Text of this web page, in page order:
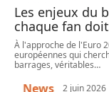
Les enjeux du
chaque fan
À l'approche de l'Euro
européennes qui
barrages, véritables…
News 2 juin 2026